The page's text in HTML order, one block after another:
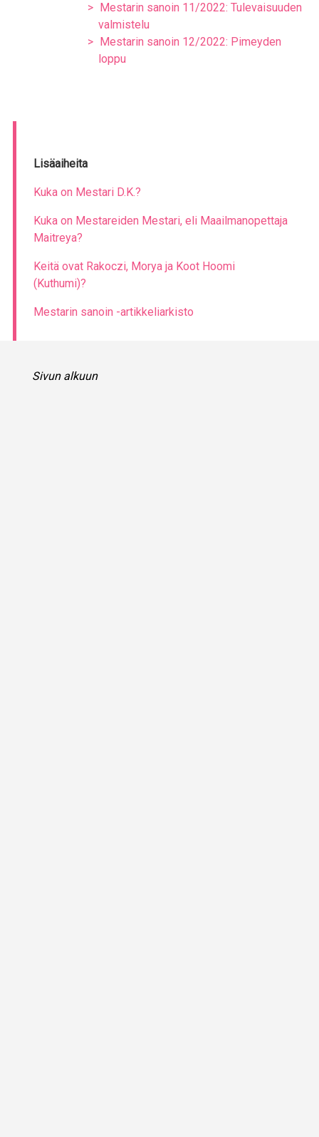
Mestarin sanoin 11/2022: Tulevaisuuden
valmistelu
Mestarin sanoin 12/2022: Pimeyden
loppu
Lisäaiheita
Kuka on Mestari D.K.?
Kuka on Mestareiden Mestari, eli Maailmanopettaja
Maitreya?
Keitä ovat Rakoczi, Morya ja Koot Hoomi
(Kuthumi)?
Mestarin sanoin -artikkeliarkisto
Sivun alkuun